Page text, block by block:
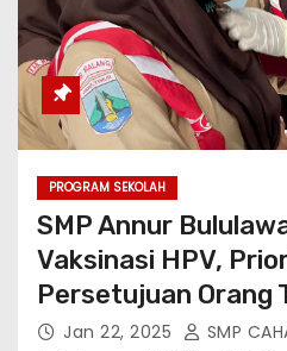
PROGRAM SEKOLAH
SMP Annur
Vaksinasi HPV,
Persetujuan Orang
Jan 22, 2025 SMP